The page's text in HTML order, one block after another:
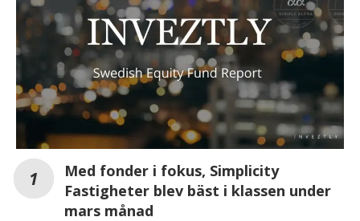
Med fonder i fokus, Simplicity
Fastigheter blev bäst i klassen under
mars månad